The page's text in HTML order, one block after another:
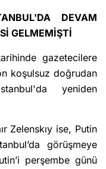
DEVAM
GELMEMİŞTİ
gazetecilere
koşulsuz doğrudan
yeniden
Zelenskıy ise, Putin
görüşmeye
perşembe günü